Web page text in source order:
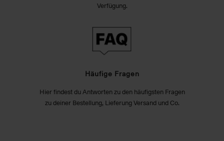
Verfügung.
Häufige Fragen
Hier findest du Antworten zu den häufigsten Fragen
zu deiner Bestellung, Lieferung Versand und Co.